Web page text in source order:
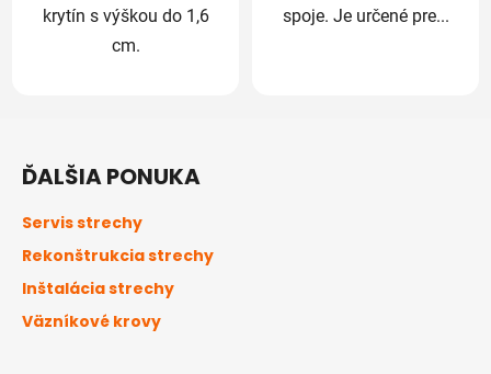
krytín s výškou do 1,6
cm.
spoje. Je určené pre...
ĎALŠIA PONUKA
Servis strechy
Rekonštrukcia strechy
Inštalácia strechy
Väzníkové krovy